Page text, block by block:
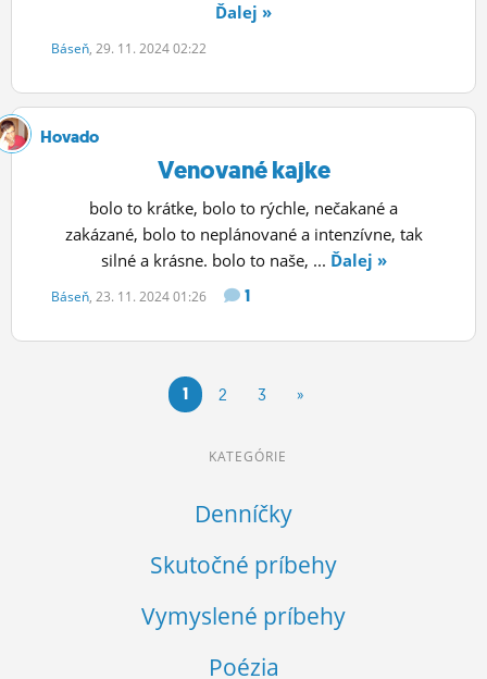
Ďalej »
Báseň, 29. 11. 2024 02:22
Hovado
Venované kajke
bolo to krátke, bolo to rýchle, nečakané a
zakázané, bolo to neplánované a intenzívne, tak
silné a krásne. bolo to naše, ... Ďalej »
Báseň, 23. 11. 2024 01:26 1
1 2 3 »
KATEGÓRIE
Denníčky
Skutočné príbehy
Vymyslené príbehy
Poézia